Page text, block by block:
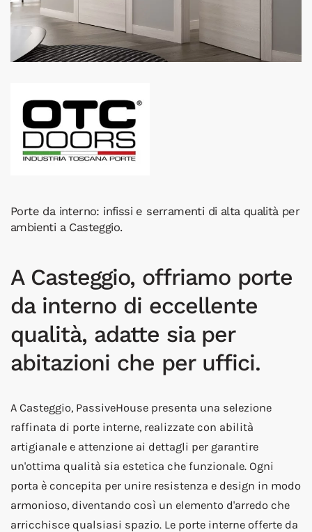
Porte da interno: infissi e serramenti di alta qualità per
ambienti a Casteggio.
A Casteggio, offriamo porte
da interno di eccellente
qualità, adatte sia per
abitazioni che per uffici.
A Casteggio, PassiveHouse presenta una selezione
raffinata di porte interne, realizzate con abilità
artigianale e attenzione ai dettagli per garantire
un'ottima qualità sia estetica che funzionale. Ogni
porta è concepita per unire resistenza e design in modo
armonioso, diventando così un elemento d'arredo che
arricchisce qualsiasi spazio. Le porte interne offerte da